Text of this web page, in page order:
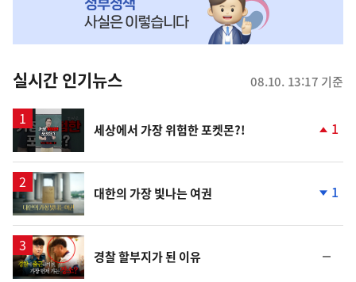
뉴
스
실시간 인기뉴스 08.10. 13:17 기준
영
상
세상에서 가장 위험한 포켓몬?!
상
1
영
상
대한의 가장 빛나는 여권
하
1
영
상
경찰 할부지가 된 이유